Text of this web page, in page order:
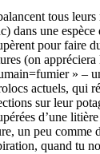
tous
dans une
pour faire
(on appréciera
» –
actuels, qui
sur leur
d’une
un peu comme
quand tu